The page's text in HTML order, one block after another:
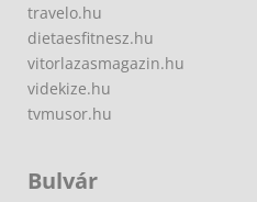
travelo.hu
dietaesfitnesz.hu
vitorlazasmagazin.hu
videkize.hu
tvmusor.hu
Bulvár